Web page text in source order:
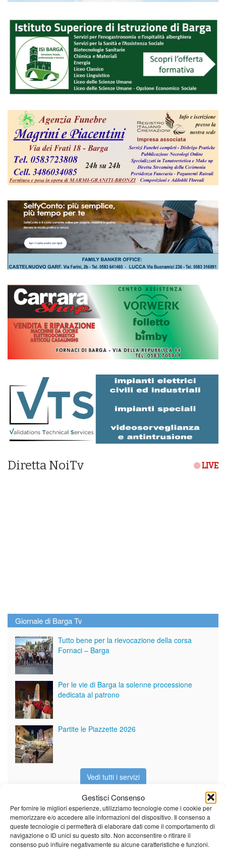
Gestisci Consenso
Per fornire le migliori esperienze, utilizziamo tecnologie come i cookie per
memorizzare e/o accedere alle informazioni del dispositivo. Il consenso a
queste tecnologie ci permetterà di elaborare dati come il comportamento di
navigazione o ID unici su questo sito. Non acconsentire o ritirare il
consenso può influire negativamente su alcune caratteristiche e funzioni.
Diretta NoiTv LIVE
Giornale di Barga Tv
Tutto bene per la rievocazione della corsa
Fornaci – Barga
Per le vie di Barga la solenne processione
dedicata al patrono
Partite le Piazzette 2026
Vedi tutti i servizi
Meteo